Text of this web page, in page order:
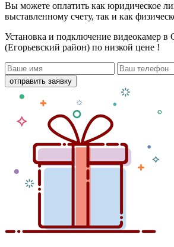
Вы можете оплатить как юридическое
выставленному счету, так и как
Установка и подключение видеокамер
(Егорьевский район) по низкой цене !
отправить заявку